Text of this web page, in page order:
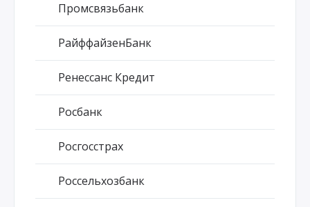
Промсвязьбанк
РайффайзенБанк
Ренессанс Кредит
Росбанк
Росгосстрах
Россельхозбанк